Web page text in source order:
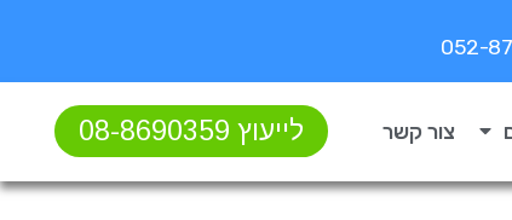
צור קשר לייעוץ 08-8690359